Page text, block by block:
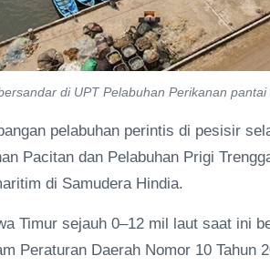
di UPT Pelabuhan Perikanan
pelabuhan perintis di pesisir
Pacitan dan Pelabuhan Prigi
di Samudera Hindia.
Timur sejauh 0–12 mil laut saat ini
Peraturan Daerah Nomor 10 Tahun